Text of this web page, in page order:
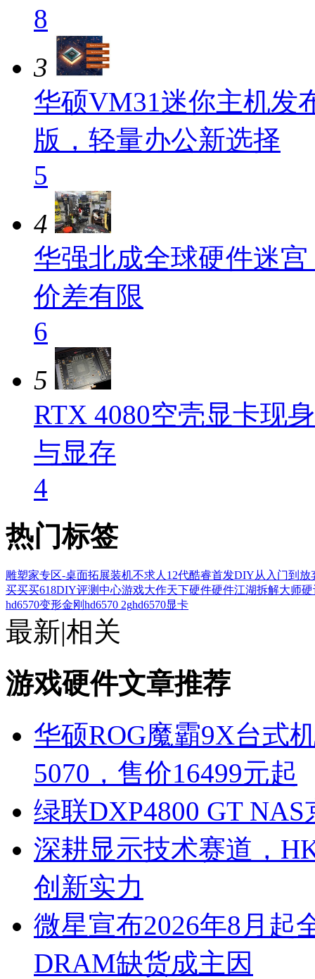
8
3
华硕VM31迷你主机发
版，轻量办公新选择
5
4
华强北成全球硬件迷
价差有限
6
5
RTX 4080空壳显卡现
与显存
4
热门标签
雕塑家专区-桌面拓展装机不求人12代酷睿首发DIY从入门到放
买买买618DIY评测中心游戏大作天下硬件硬件江湖拆解大师硬
hd6570变形金刚 hd6570 2ghd6570显卡
最新|相关
游戏硬件文章推荐
华硕ROG魔霸9X台式
5070，售价16499元起
绿联DXP4800 GT
深耕显示技术赛道，
创新实力
微星宣布2026年8月起
DRAM缺货成主因